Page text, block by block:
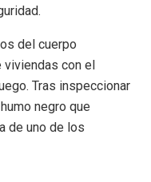
.
del cuerpo
viviendas con el
. Tras inspeccionar
negro que
de uno de los